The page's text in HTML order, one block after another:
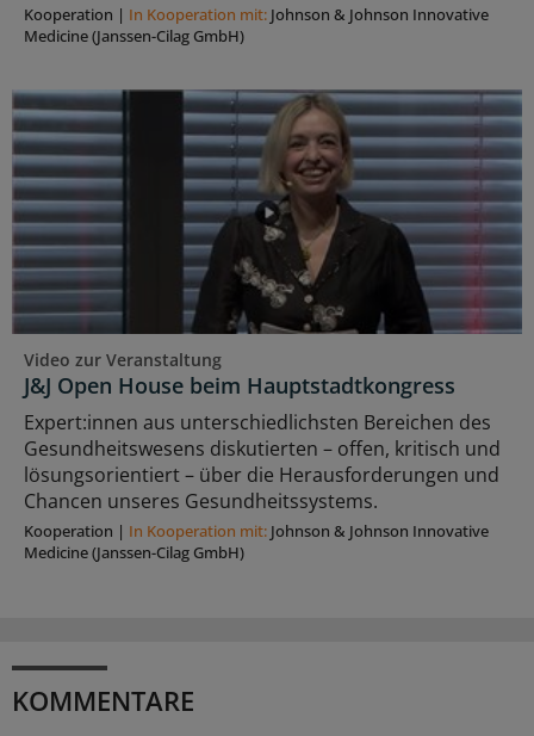
Kooperation | In Kooperation mit: Johnson & Johnson Innovative
Medicine (Janssen-Cilag GmbH)
Video zur Veranstaltung
J&J Open House beim Hauptstadtkongress
Expert:innen aus unterschiedlichsten Bereichen des
Gesundheitswesens diskutierten – offen, kritisch und
lösungsorientiert – über die Herausforderungen und
Chancen unseres Gesundheitssystems.
Kooperation | In Kooperation mit: Johnson & Johnson Innovative
Medicine (Janssen-Cilag GmbH)
KOMMENTARE